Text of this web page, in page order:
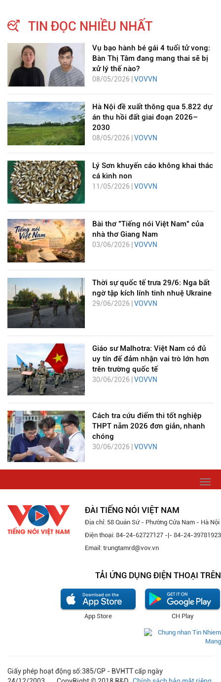
TIN ĐỌC NHIỀU NHẤT
Vụ bạo hành bé gái 4 tuổi tử vong:
Bàn Thị Tâm đang mang thai sẽ bị
xử lý thế nào?
08/05/2026 | VOVVN
Hà Nội đề xuất thông qua 5.822 dự
án thu hồi đất giai đoạn 2026–
2030
08/05/2026 | VOVVN
Lý Sơn khuyến cáo không khai thác
cá kình non
11/05/2026 |VOVVN
Bài thơ "Tiếng nói Việt Nam" của
nhà thơ Giang Nam
03/06/2026 | VOVVN
Thời sự quốc tế trưa 29/6: Nga bất
ngờ tập kích lính tinh nhuệ Ukraine
29/06/2026 | VOVVN
Giáo sư Malhotra: Việt Nam có đủ
uy tín để đảm nhận vai trò lớn hơn
trên trường quốc tế
30/06/2026 | VOVVN
Cách tra cứu điểm thi tốt nghiệp
THPT năm 2026 đơn giản, nhanh
chóng
30/06/2026 | VOVVN
ĐÀI TIẾNG NÓI VIỆT NAM
Địa chỉ: 58 Quán Sứ - Phường Cửa Nam - Hà Nội
Điện thoại: 84-24-62727127 -|- 84-24-39781923
Email: trungtamrd@vov.vn
TẢI ỨNG DỤNG ĐIỆN THOẠI TRÊN
CH Play
App Store
Giấy phép hoạt động số:385/GP - BVHTT cấp ngày